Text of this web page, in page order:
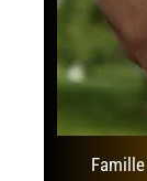
Famille